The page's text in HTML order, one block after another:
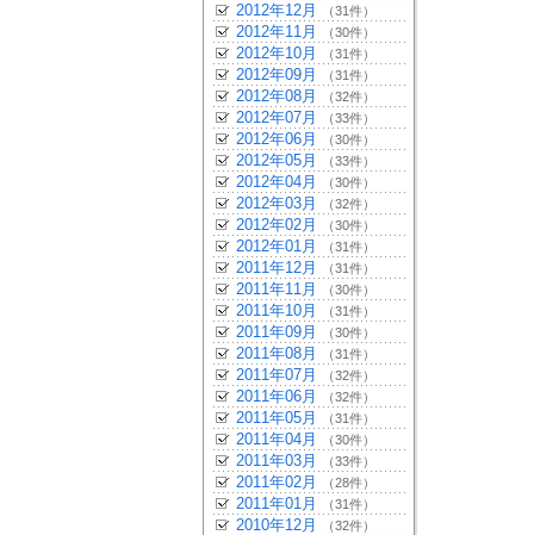
2012年12月 （31件）
2012年11月 （30件）
2012年10月 （31件）
2012年09月 （31件）
2012年08月 （32件）
2012年07月 （33件）
2012年06月 （30件）
2012年05月 （33件）
2012年04月 （30件）
2012年03月 （32件）
2012年02月 （30件）
2012年01月 （31件）
2011年12月 （31件）
2011年11月 （30件）
2011年10月 （31件）
2011年09月 （30件）
2011年08月 （31件）
2011年07月 （32件）
2011年06月 （32件）
2011年05月 （31件）
2011年04月 （30件）
2011年03月 （33件）
2011年02月 （28件）
2011年01月 （31件）
2010年12月 （32件）